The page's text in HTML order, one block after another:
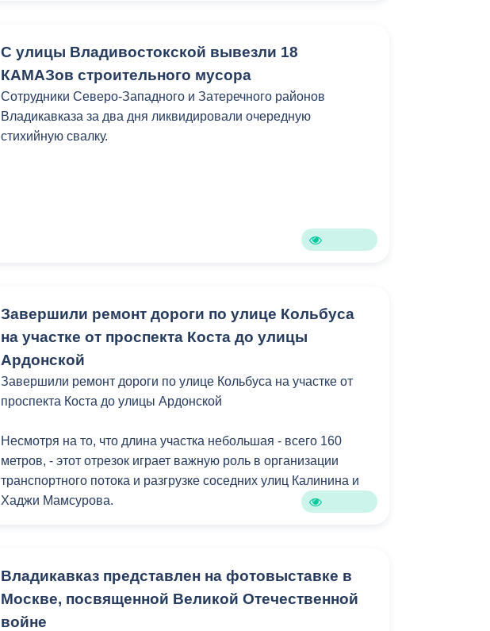
Завершит праздник музыкальная программа от DJ Ragnar с
видом на Столовую гору.
С улицы Владивостокской вывезли 18
КАМАЗов строительного мусора
Сотрудники Северо-Западного и Затеречного районов
Владикавказа за два дня ликвидировали очередную
стихийную свалку.
Завершили ремонт дороги по улице Кольбуса
на участке от проспекта Коста до улицы
Ардонской
Завершили ремонт дороги по улице Кольбуса на участке от
проспекта Коста до улицы Ардонской
Несмотря на то, что длина участка небольшая - всего 160
метров, - этот отрезок играет важную роль в организации
транспортного потока и разгрузке соседних улиц Калинина и
Хаджи Мамсурова.
пешеходов. Горожане неоднократно обращались к нам с
просьбой привести дорогу в надлежащее состояние.
Специалисты в кратчайшие сроки обновили асфальтовое
Владикавказ представлен на фотовыставке в
Москве, посвященной Великой Отечественной
войне